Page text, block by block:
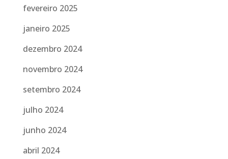
fevereiro 2025
janeiro 2025
dezembro 2024
novembro 2024
setembro 2024
julho 2024
junho 2024
abril 2024